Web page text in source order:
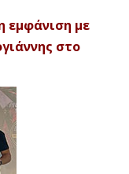
εμφάνιση με
στο